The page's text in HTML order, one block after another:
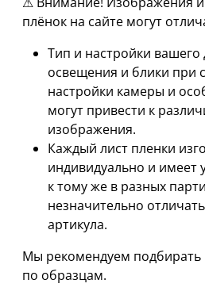
плёнок на сайте могут
Тип и настройки вашего
освещения и блики при
настройки камеры и
могут привести к
изображения.
Каждый лист пленки
индивидуально и имеет
к тому же в разных
незначительно
артикула.
Мы рекомендуем подбирать
по образцам.